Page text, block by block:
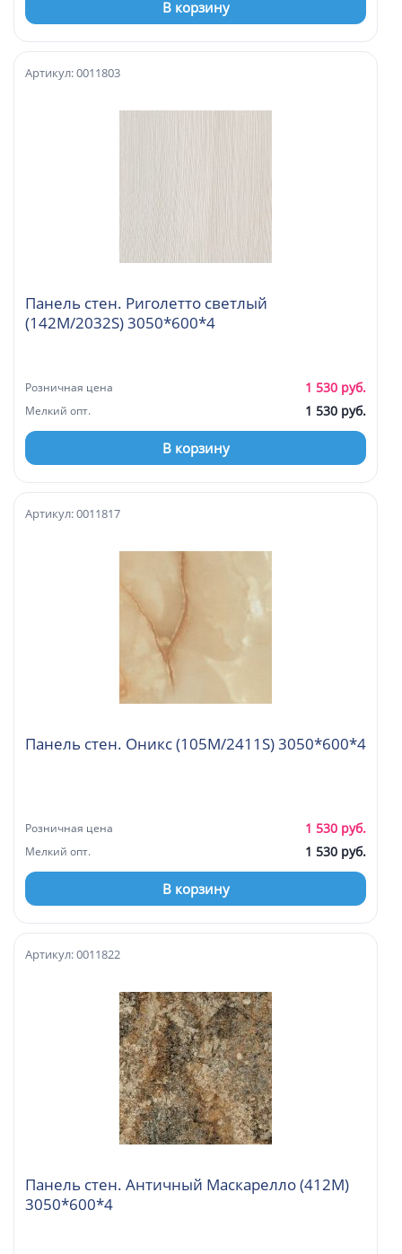
В корзину
Панель стен. Риголетто светлый
(142М/2032S) 3050*600*4
Артикул: 0011803
Розничная цена 1 530 руб.
Мелкий опт. 1 530 руб.
В корзину
Панель стен. Оникс (105М/2411S) 3050*600*4
Артикул: 0011817
Розничная цена 1 530 руб.
Мелкий опт. 1 530 руб.
В корзину
Панель стен. Античный Маскарелло (412М)
3050*600*4
Артикул: 0011822